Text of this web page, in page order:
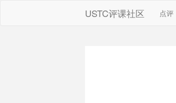
USTC评课社区 点评